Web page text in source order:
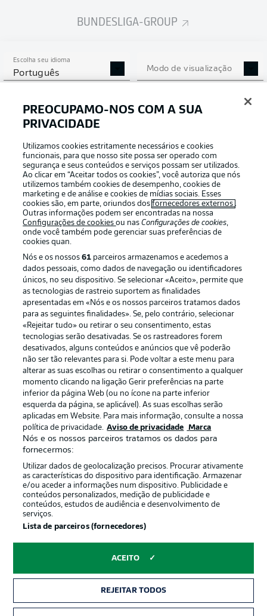
BUNDESLIGA-GROUP
Escolha seu idioma
Português Modo de visualização
Football as it’s meant to be
APLICATIVO DA BUNDESLIGA
Oferecido por
Trabalhe conosco Marca
PREOCUPAMO-NOS COM A SUA
PRIVACIDADE
Utilizamos cookies estritamente necessários e cookies
funcionais, para que nosso site possa ser operado com
segurança e seus conteúdos e serviços possam ser utilizados.
Ao clicar em “Aceitar todos os cookies”, você autoriza que nós
utilizemos também cookies de desempenho, cookies de
marketing e de análise e cookies de mídias sociais. Esses
cookies são, em parte, oriundos dosfornecedores externos .
Outras informações podem ser encontradas na nossa
Configurações de cookiesou nasConfigurações de cookies,
onde você também pode gerenciar suas preferências de
cookies quan.
Nós e os nossos61 parceiros armazenamos e acedemos a
dados pessoais, como dados de navegação ou identificadores
únicos, no seu dispositivo. Se selecionar «Aceito», permite que
as tecnologias de rastreio suportem as finalidades
apresentadas em «Nós e os nossos parceiros tratamos dados
para as seguintes finalidades». Se, pelo contrário, selecionar
«Rejeitar tudo» ou retirar o seu consentimento, estas
tecnologias serão desativadas. Se os rastreadores forem
desativados, alguns conteúdos e anúncios que vê poderão
não ser tão relevantes para si. Pode voltar a este menu para
alterar as suas escolhas ou retirar o consentimento a qualquer
momento clicando na ligação Gerir preferências na parte
inferior da página Web (ou no ícone na parte inferior
esquerda da página, se aplicável). As suas escolhas serão
aplicadas em Website. Para mais informação, consulte a nossa
política de privacidade. Aviso de privacidade Marca
Nós e os nossos parceiros tratamos os dados para
fornecermos:
Utilizar dados de geolocalização precisos. Procurar ativamente
as características do dispositivo para identificação. Armazenar
e/ou aceder a informações num dispositivo. Publicidade e
conteúdos personalizados, medição de publicidade e
conteúdos, estudos de audiência e desenvolvimento de
serviços.
Lista de parceiros (fornecedores)
ACEITO
REJEITAR TODOS